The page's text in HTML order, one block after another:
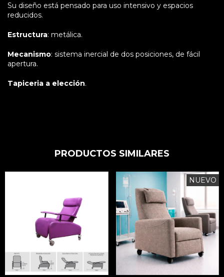
Su diseño está pensado para uso intensivo y espacios
reducidos.
Estructura: metálica.
Mecanismo: sistema inercial de dos posiciones, de fácil
apertura.
Tapiceria a elección.
PRODUCTOS SIMILARES
NUEVO